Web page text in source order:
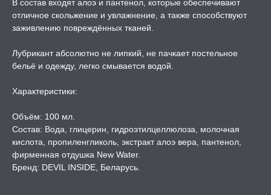
-50%, ТОВАР ЗА
ОБРАЗ
БОНДАЖ
В состав входят алоэ и пантенол, которые обеспечивают
отличное скольжение и увлажнение, а также способствуют
заживлению повреждённых тканей.
Лубрикант абсолютно не липкий, не пачкает постельное
бельё и одежду, легко смывается водой.
Характеристики:
Объём: 100 мл.
Состав: Вода, глицерин, гидроэтилцеллюлоза, молочная
кислота, пропиленгликоль, экстракт алоэ вера, пантенол,
фирменная отдушка New Water.
Бренд: DEVIL INSIDE, Беларусь.